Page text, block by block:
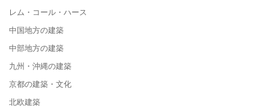
レム・コール・ハース
中国地方の建築
中部地方の建築
九州・沖縄の建築
京都の建築・文化
北欧建築